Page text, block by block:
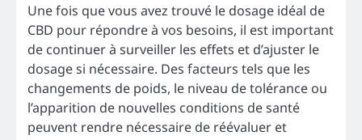
Une fois que vous avez trouvé le dosage idéal de
CBD pour répondre à vos besoins, il est important
de continuer à surveiller les effets et d’ajuster le
dosage si nécessaire. Des facteurs tels que les
changements de poids, le niveau de tolérance ou
l’apparition de nouvelles conditions de santé
peuvent rendre nécessaire de réévaluer et